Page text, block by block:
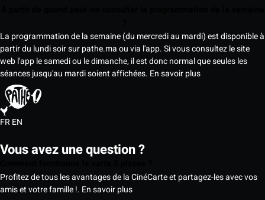
La programmation de la semaine (du mercredi au mardi) est disponible à
partir du lundi soir sur pathe.ma ou via l'app. Si vous consultez le site
web l'app le samedi ou le dimanche, il est donc normal que seules les
séances jusqu'au mardi soient affichées. En savoir plus
FREN
Vous avez une question ?
Profitez de tous les avantages de la CinéCarte et partagez-les avec vos
amis et votre famille !. En savoir plus